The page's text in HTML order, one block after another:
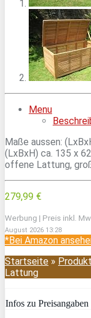
Menu
Maße aussen:
(LxBxH) ca. 135 x
offene Lattung,
279,99 €
Werbung | Preis inkl.
August 2026 13:28
*Bei Amazon
Startseite »
Lattung
Infos zu Preisangaben